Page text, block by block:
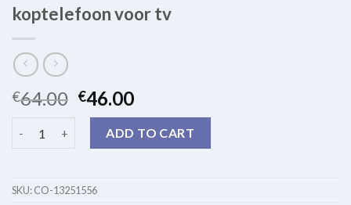
koptelefoon voor tv
€64.00 €46.00
ADD TO CART
SKU:CO-13251556